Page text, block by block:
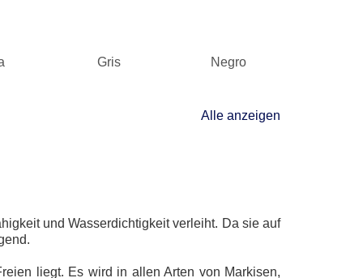
Gris Negro
Alle anzeigen
und Wasserdichtigkeit verleiht. Da sie auf
liegt. Es wird in allen Arten von Markisen,